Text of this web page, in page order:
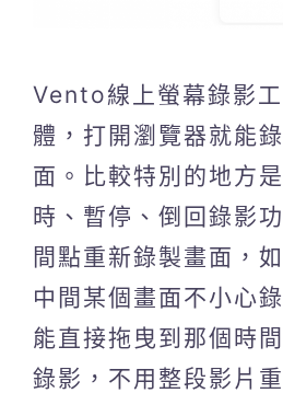
Vento線上螢幕錄影
體，打開瀏覽器就能
面。比較特別的地方
時、暫停、倒回錄影
間點重新錄製畫面，
中間某個畫面不小心
能直接拖曳到那個時
錄影，不用整段影片